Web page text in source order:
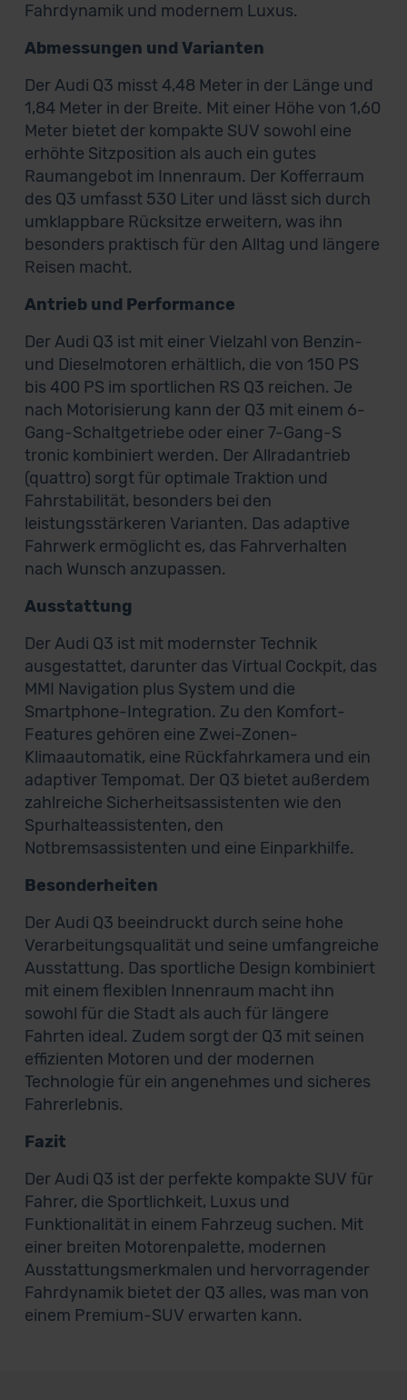
Fahrdynamik und modernem Luxus.
Abmessungen und Varianten
Der Audi Q3 misst 4,48 Meter in der Länge und
1,84 Meter in der Breite. Mit einer Höhe von 1,60
Meter bietet der kompakte SUV sowohl eine
erhöhte Sitzposition als auch ein gutes
Raumangebot im Innenraum. Der Kofferraum
des Q3 umfasst 530 Liter und lässt sich durch
umklappbare Rücksitze erweitern, was ihn
besonders praktisch für den Alltag und längere
Reisen macht.
Antrieb und Performance
Der Audi Q3 ist mit einer Vielzahl von Benzin-
und Dieselmotoren erhältlich, die von 150 PS
bis 400 PS im sportlichen RS Q3 reichen. Je
nach Motorisierung kann der Q3 mit einem 6-
Gang-Schaltgetriebe oder einer 7-Gang-S
tronic kombiniert werden. Der Allradantrieb
(quattro) sorgt für optimale Traktion und
Fahrstabilität, besonders bei den
leistungsstärkeren Varianten. Das adaptive
Fahrwerk ermöglicht es, das Fahrverhalten
nach Wunsch anzupassen.
Ausstattung
Der Audi Q3 ist mit modernster Technik
ausgestattet, darunter das Virtual Cockpit, das
MMI Navigation plus System und die
Smartphone-Integration. Zu den Komfort-
Features gehören eine Zwei-Zonen-
Klimaautomatik, eine Rückfahrkamera und ein
adaptiver Tempomat. Der Q3 bietet außerdem
zahlreiche Sicherheitsassistenten wie den
Spurhalteassistenten, den
Notbremsassistenten und eine Einparkhilfe.
Besonderheiten
Der Audi Q3 beeindruckt durch seine hohe
Verarbeitungsqualität und seine umfangreiche
Ausstattung. Das sportliche Design kombiniert
mit einem flexiblen Innenraum macht ihn
sowohl für die Stadt als auch für längere
Fahrten ideal. Zudem sorgt der Q3 mit seinen
effizienten Motoren und der modernen
Technologie für ein angenehmes und sicheres
Fahrerlebnis.
Fazit
Der Audi Q3 ist der perfekte kompakte SUV für
Fahrer, die Sportlichkeit, Luxus und
Funktionalität in einem Fahrzeug suchen. Mit
einer breiten Motorenpalette, modernen
Ausstattungsmerkmalen und hervorragender
Fahrdynamik bietet der Q3 alles, was man von
einem Premium-SUV erwarten kann.